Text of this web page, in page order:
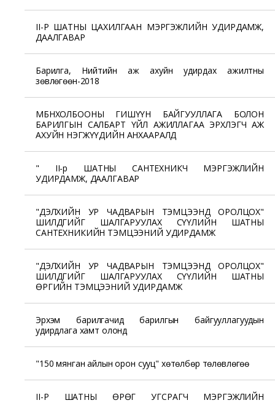
II-Р ШАТНЫ ЦАХИЛГААН МЭРГЭЖЛИЙН УДИРДАМЖ,
ДААЛГАВАР
Барилга, Нийтийн аж ахуйн удирдах ажилтны
зөвлөгөөн-2018
МБНХОЛБООНЫ ГИШҮҮН БАЙГУУЛЛАГА БОЛОН
БАРИЛГЫН САЛБАРТ ҮЙЛ АЖИЛЛАГАА ЭРХЛЭГЧ АЖ
АХУЙН НЭГЖҮҮДИЙН АНХААРАЛД
" II-р ШАТНЫ САНТЕХНИКЧ МЭРГЭЖЛИЙН
УДИРДАМЖ, ДААЛГАВАР
"ДЭЛХИЙН УР ЧАДВАРЫН ТЭМЦЭЭНД ОРОЛЦОХ"
ШИЛДГИЙГ ШАЛГАРУУЛАХ СҮҮЛИЙН ШАТНЫ
САНТЕХНИКИЙН ТЭМЦЭЭНИЙ УДИРДАМЖ
"ДЭЛХИЙН УР ЧАДВАРЫН ТЭМЦЭЭНД ОРОЛЦОХ"
ШИЛДГИЙГ ШАЛГАРУУЛАХ СҮҮЛИЙН ШАТНЫ
ӨРГИЙН ТЭМЦЭЭНИЙ УДИРДАМЖ
Эрхэм барилгачид барилгын байгууллагуудын
удирдлага хамт олонд
"150 мянган айлын орон сууц" хөтөлбөр төлөвлөгөө
II-Р ШАТНЫ ӨРӨГ УГСРАГЧ МЭРГЭЖЛИЙН